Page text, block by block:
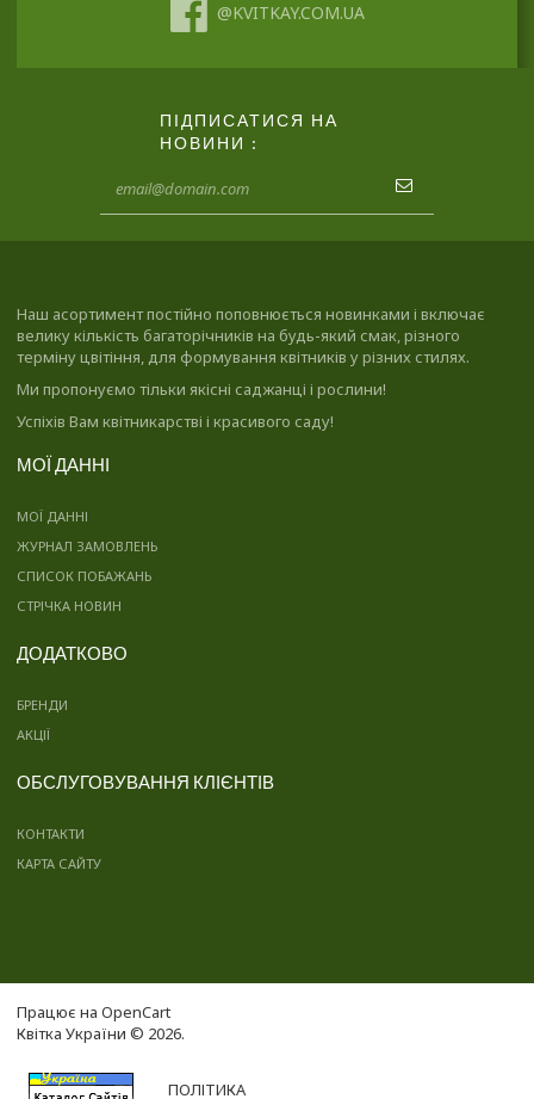
@KVITKAY.COM.UA
ПІДПИСАТИСЯ НА
НОВИНИ :
Наш асортимент постійно поповнюється новинками і включає
велику кількість багаторічників на будь-який смак, різного
терміну цвітіння, для формування квітників у різних стилях.
Ми пропонуємо тільки якісні саджанці і рослини!
Успіхів Вам квітникарстві і красивого саду!
МОЇ ДАННІ
МОЇ ДАННІ
ЖУРНАЛ ЗАМОВЛЕНЬ
СПИСОК ПОБАЖАНЬ
СТРІЧКА НОВИН
ДОДАТКОВО
БРЕНДИ
АКЦІЇ
ОБСЛУГОВУВАННЯ КЛІЄНТІВ
КОНТАКТИ
КАРТА САЙТУ
Працює на OpenCart
Квітка України © 2026.
ПОЛІТИКА